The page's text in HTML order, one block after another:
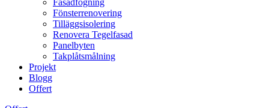
Fasadfogning
Fönsterrenovering
Tilläggsisolering
Renovera Tegelfasad
Panelbyten
Takplåtsmålning
Projekt
Blogg
Offert